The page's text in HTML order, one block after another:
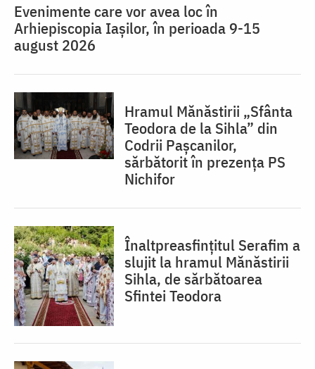
Evenimente care vor avea loc în
Arhiepiscopia Iaşilor, în perioada 9-15
august 2026
Hramul Mănăstirii „Sfânta
Teodora de la Sihla” din
Codrii Pașcanilor,
sărbătorit în prezența PS
Nichifor
Înaltpreasfințitul Serafim a
slujit la hramul Mănăstirii
Sihla, de sărbătoarea
Sfintei Teodora